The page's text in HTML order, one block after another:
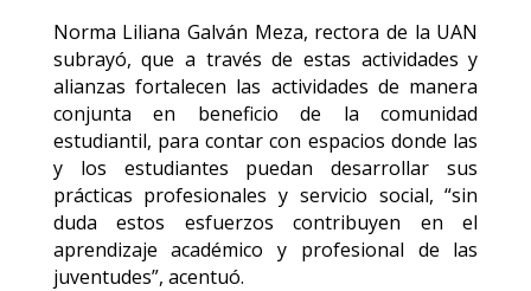
Norma Liliana Galván Meza, rectora de la UAN
subrayó, que a través de estas actividades y
alianzas fortalecen las actividades de manera
conjunta en beneficio de la comunidad
estudiantil, para contar con espacios donde las
y los estudiantes puedan desarrollar sus
prácticas profesionales y servicio social, “sin
duda estos esfuerzos contribuyen en el
aprendizaje académico y profesional de las
juventudes”, acentuó.